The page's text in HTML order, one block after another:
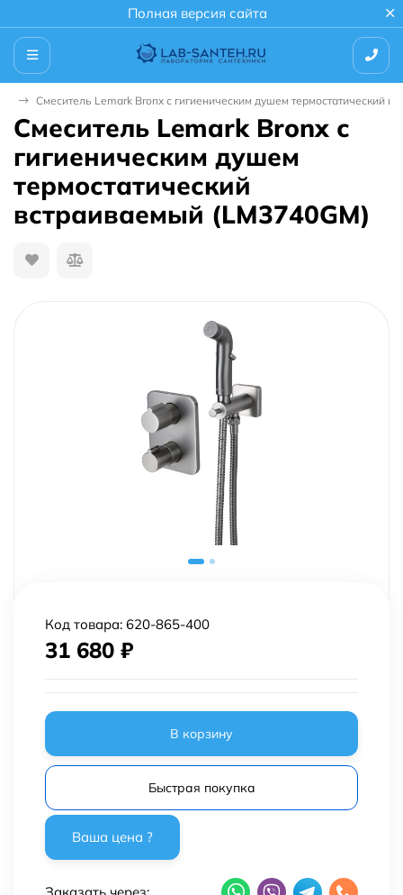
Полная версия сайта
Смеситель Lemark Bronx с гигиеническим душем термостатический
Смеситель Lemark Bronx с
гигиеническим душем
термостатический
встраиваемый (LM3740GM)
Код товара: 620-865-400
31 680 ₽
В корзину
Быстрая покупка